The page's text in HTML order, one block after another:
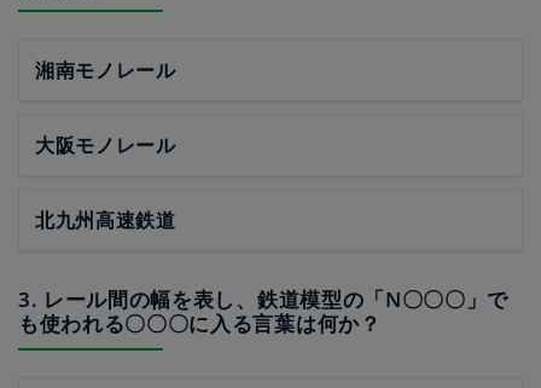
湘南モノレール
大阪モノレール
北九州高速鉄道
3. レール間の幅を表し、鉄道模型の「N〇〇〇」で
も使われる〇〇〇に入る言葉は何か？